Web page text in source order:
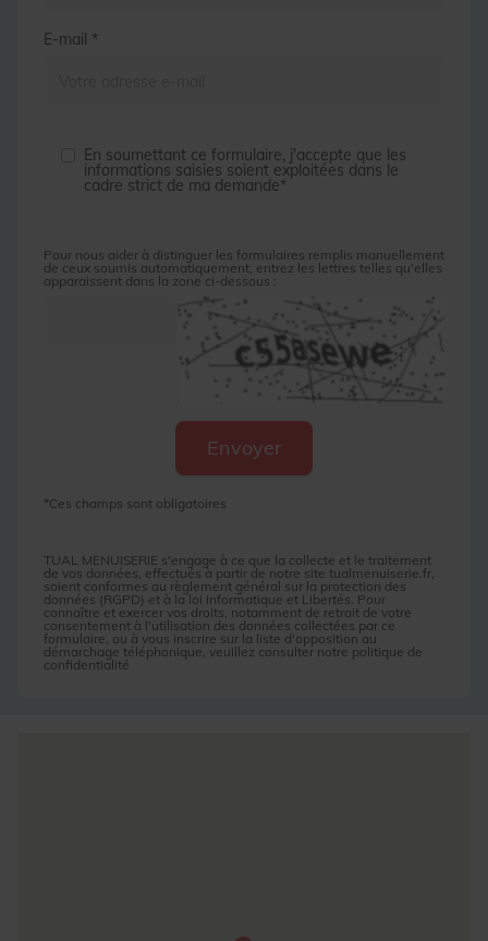
E-mail *
En soumettant ce formulaire, j'accepte que les
informations saisies soient exploitées dans le
cadre strict de ma demande*
Pour nous aider à distinguer les formulaires remplis manuellement
de ceux soumis automatiquement, entrez les lettres telles qu'elles
apparaissent dans la zone ci-dessous :
*Ces champs sont obligatoires
TUAL MENUISERIE s'engage à ce que la collecte et le traitement
de vos données, effectués à partir de notre site tualmenuiserie.fr
soient conformes au règlement général sur la protection des
données (RGPD) et à la loi Informatique et Libertés. Pour
connaître et exercer vos droits, notamment de retrait de votre
consentement à l'utilisation des données collectées par ce
formulaire, ou à vous inscrire sur la liste d'opposition au
démarchage téléphonique, veuillez consulter notre politique de
confidentialité